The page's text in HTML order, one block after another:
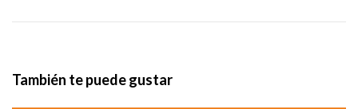
También te puede gustar